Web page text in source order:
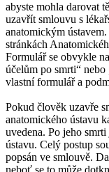
abyste mohla darovat
uzavřít smlouvu s
anatomickým
stránkách
Formulář se obvykle
účelům po smrti“ nebo
vlastní formulář a
Pokud člověk uzavře
anatomického ústavu
uvedena. Po jeho
ústavu. Celý postup
popsán ve smlouvě.
neboť se to může